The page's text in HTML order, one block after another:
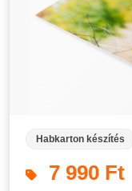
Habkarton készítés
7 990 Ft